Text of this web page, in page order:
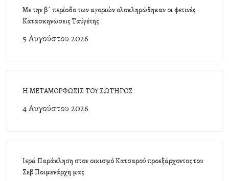
Με την β΄ περίοδο των αγοριών ολοκληρώθηκαν οι φετινές
Κατασκηνώσεις Ταϋγέτης
5 Αυγούστου 2026
Η ΜΕΤΑΜΟΡΦΩΣΙΣ ΤΟΥ ΣΩΤΗΡΟΣ
4 Αυγούστου 2026
Ιερά Παράκληση στον οικισμό Κατσαρού προεξάρχοντος του
Σεβ Ποιμενάρχη μας